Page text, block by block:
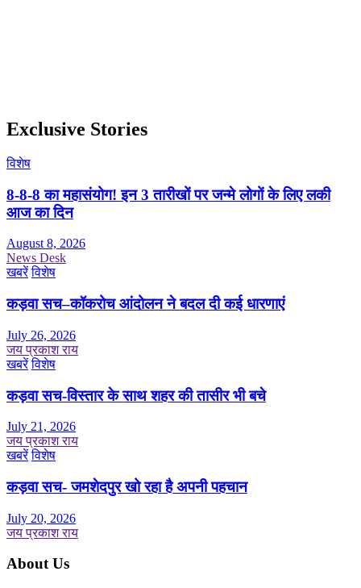
Exclusive Stories
विशेष
8-8-8 का महासंयोग! इन 3 तारीखों पर जन्मे लोगों के लिए लकी
आज का दिन
August 8, 2026
News Desk
खबरें विशेष
कड़वा सच–कॉकरोच आंदोलन ने बदल दी कई धारणाएं
July 26, 2026
जय प्रकाश राय
खबरें विशेष
कड़वा सच-विस्तार के साथ शहर की तासीर भी बचे
July 21, 2026
जय प्रकाश राय
खबरें विशेष
कड़वा सच- जमशेदपुर खो रहा है अपनी पहचान
July 20, 2026
जय प्रकाश राय
About Us